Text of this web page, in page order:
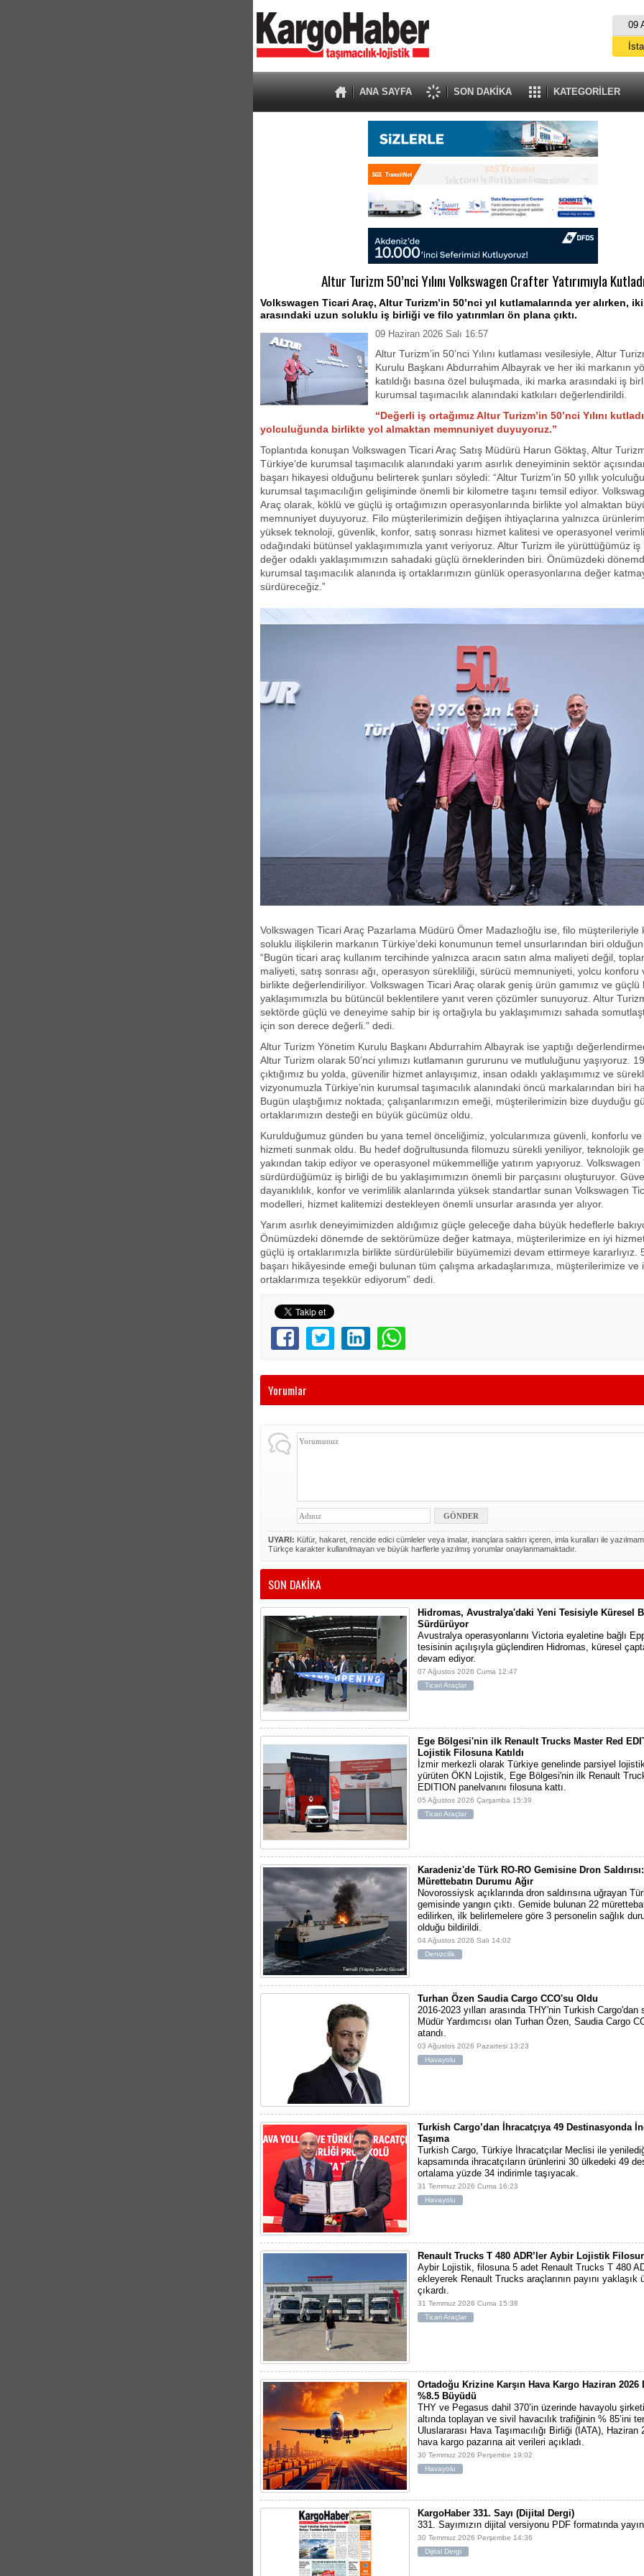
09
ANA SAYFA SON DAKİKA KATEGORİLER
Altur Turizm 50’nci Yılını Volkswagen Crafter Yatırımıyla
Volkswagen Ticari Araç, Altur Turizm’in 50’nci yıl kutlamalarında yer alırken,
arasındaki uzun soluklu iş birliği ve filo yatırımları ön plana çıktı.
09 Haziran 2026 Salı 16:57
Altur Turizm’in 50’nci Yılını kutlaması vesilesiyle, Altur
Kurulu Başkanı Abdurrahim Albayrak ve her iki markanın
katıldığı basına özel buluşmada, iki marka arasındaki iş
kurumsal taşımacılık alanındaki katkıları değerlendirildi.
“Değerli iş ortağımız Altur Turizm’in 50’nci Yılını
yolculuğunda birlikte yol almaktan memnuniyet duyuyoruz.”
Toplantıda konuşan Volkswagen Ticari Araç Satış Müdürü Harun Göktaş, Altur
Türkiye’de kurumsal taşımacılık alanındaki yarım asırlık deneyiminin sektör
başarı hikayesi olduğunu belirterek şunları söyledi: “Altur Turizm’in 50 yıllık
kurumsal taşımacılığın gelişiminde önemli bir kilometre taşını temsil ediyor.
Araç olarak, köklü ve güçlü iş ortağımızın operasyonlarında birlikte yol almaktan
memnuniyet duyuyoruz. Filo müşterilerimizin değişen ihtiyaçlarına yalnızca
yüksek teknoloji, güvenlik, konfor, satış sonrası hizmet kalitesi ve operasyonel
odağındaki bütünsel yaklaşımımızla yanıt veriyoruz. Altur Turizm ile yürüttüğümüz
değer odaklı yaklaşımımızın sahadaki güçlü örneklerinden biri. Önümüzdeki
kurumsal taşımacılık alanında iş ortaklarımızın günlük operasyonlarına değer
sürdüreceğiz.”
Volkswagen Ticari Araç Pazarlama Müdürü Ömer Madazlıoğlu ise, filo müşterileriyle
soluklu ilişkilerin markanın Türkiye’deki konumunun temel unsurlarından biri
“Bugün ticari araç kullanım tercihinde yalnızca aracın satın alma maliyeti değil,
maliyeti, satış sonrası ağı, operasyon sürekliliği, sürücü memnuniyeti, yolcu konforu
birlikte değerlendiriliyor. Volkswagen Ticari Araç olarak geniş ürün gamımız ve güçlü
yaklaşımımızla bu bütüncül beklentilere yanıt veren çözümler sunuyoruz. Altur
sektörde güçlü ve deneyime sahip bir iş ortağıyla bu yaklaşımımızı sahada
için son derece değerli.” dedi.
Altur Turizm Yönetim Kurulu Başkanı Abdurrahim Albayrak ise yaptığı
Altur Turizm olarak 50’nci yılımızı kutlamanın gururunu ve mutluluğunu yaşıyoruz.
çıktığımız bu yolda, güvenilir hizmet anlayışımız, insan odaklı yaklaşımımız ve
vizyonumuzla Türkiye’nin kurumsal taşımacılık alanındaki öncü markalarından biri
Bugün ulaştığımız noktada; çalışanlarımızın emeği, müşterilerimizin bize duyduğu
ortaklarımızın desteği en büyük gücümüz oldu.
Kurulduğumuz günden bu yana temel önceliğimiz, yolcularımıza güvenli, konforlu ve
hizmeti sunmak oldu. Bu hedef doğrultusunda filomuzu sürekli yeniliyor, teknolojik
yakından takip ediyor ve operasyonel mükemmelliğe yatırım yapıyoruz. Volkswagen
sürdürdüğümüz iş birliği de bu yaklaşımımızın önemli bir parçasını oluşturuyor.
dayanıklılık, konfor ve verimlilik alanlarında yüksek standartlar sunan Volkswagen
modelleri, hizmet kalitemizi destekleyen önemli unsurlar arasında yer alıyor.
Yarım asırlık deneyimimizden aldığımız güçle geleceğe daha büyük hedeflerle
Önümüzdeki dönemde de sektörümüze değer katmaya, müşterilerimize en iyi
güçlü iş ortaklarımızla birlikte sürdürülebilir büyümemizi devam ettirmeye kararlıyız.
başarı hikâyesinde emeği bulunan tüm çalışma arkadaşlarımıza, müşterilerimize ve
ortaklarımıza teşekkür ediyorum” dedi.
Yorumlar
UYARI: Küfür, hakaret, rencide edici cümleler veya imalar, inançlara saldırı içeren, imla kuralları ile
Türkçe karakter kullanılmayan ve büyük harflerle yazılmış yorumlar onaylanmamaktadır.
SON DAKİKA
Hidromas, Avustralya'daki Yeni Tesisiyle Küresel
Sürdürüyor
Avustralya operasyonlarını Victoria eyaletine bağlı
tesisinin açılışıyla güçlendiren Hidromas, küresel
devam ediyor.
07 Ağustos 2026 Cuma 12:47
Ticari Araçlar
Ege Bölgesi'nin ilk Renault Trucks Master Red
Lojistik Filosuna Katıldı
İzmir merkezli olarak Türkiye genelinde parsiyel
yürüten ÖKN Lojistik, Ege Bölgesi'nin ilk Renault
EDITION panelvanını filosuna kattı.
05 Ağustos 2026 Çarşamba 15:39
Ticari Araçlar
Karadeniz'de Türk RO-RO Gemisine Dron
Mürettebatın Durumu Ağır
Novorossiysk açıklarında dron saldırısına uğrayan
gemisinde yangın çıktı. Gemide bulunan 22
edilirken, ilk belirlemelere göre 3 personelin sağlık
olduğu bildirildi.
04 Ağustos 2026 Salı 14:02
Denizcilik
Turhan Özen Saudia Cargo CCO'su Oldu
2016-2023 yılları arasında THY'nin Turkish Cargo'dan
Müdür Yardımcısı olan Turhan Özen, Saudia Cargo
atandı.
03 Ağustos 2026 Pazartesi 13:23
Havayolu
Turkish Cargo’dan İhracatçıya 49 Destinasyonda
Taşıma
Turkish Cargo, Türkiye İhracatçılar Meclisi ile
kapsamında ihracatçıların ürünlerini 30 ülkedeki 49
ortalama yüzde 34 indirimle taşıyacak.
31 Temmuz 2026 Cuma 16:23
Havayolu
Renault Trucks T 480 ADR’ler Aybir Lojistik
Aybir Lojistik, filosuna 5 adet Renault Trucks T 480
ekleyerek Renault Trucks araçlarının payını yaklaşık
çıkardı.
31 Temmuz 2026 Cuma 15:38
Ticari Araçlar
Ortadoğu Krizine Karşın Hava Kargo Haziran 2026
%8.5 Büyüdü
THY ve Pegasus dahil 370’in üzerinde havayolu
altında toplayan ve sivil havacılık trafiğinin % 85’ini
Uluslararası Hava Taşımacılığı Birliği (IATA), Haziran
hava kargo pazarına ait verileri açıkladı.
30 Temmuz 2026 Perşembe 19:02
Havayolu
KargoHaber 331. Sayı (Dijital Dergi)
331. Sayımızın dijital versiyonu PDF formatında
30 Temmuz 2026 Perşembe 14:36
Dijital Dergi